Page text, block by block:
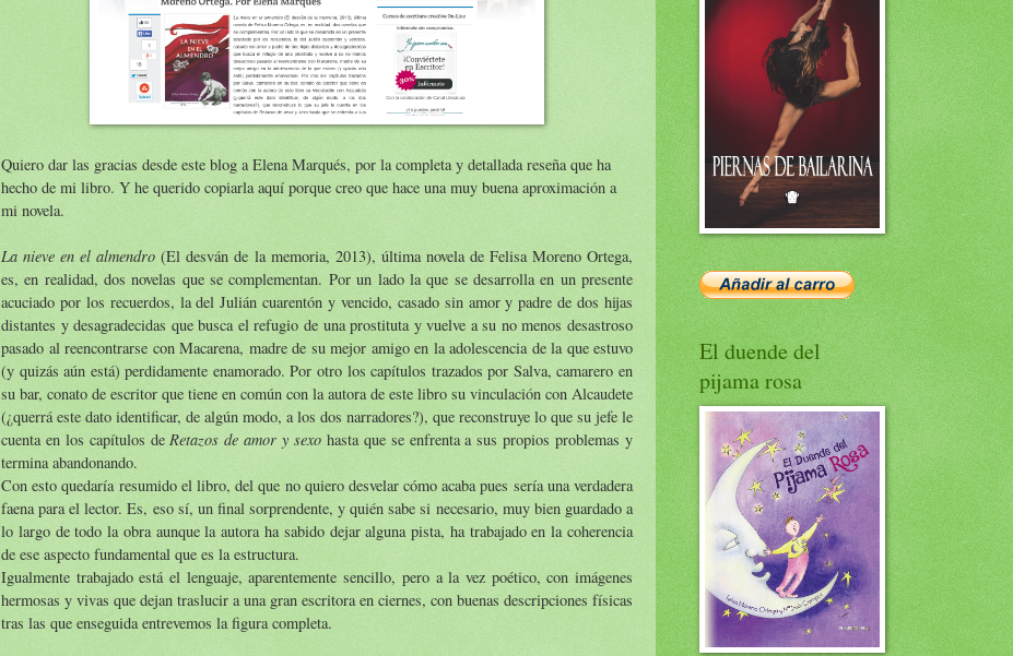
Quiero dar las gracias desde este blog a Elena Marqués, por la completa y detallada reseña que ha
hecho de mi libro. Y he querido copiarla aquí porque creo que hace una muy buena aproximación a
mi novela.
La nieve en el almendro(El desván de la memoria, 2013), última novela de Felisa Moreno Ortega,
es, en realidad, dos novelas que se complementan. Por un lado la que se desarrolla en un presente
acuciado por los recuerdos, la del Julián cuarentón y vencido, casado sin amor y padre de dos hijas
distantes y desagradecidas que busca el refugio de una prostituta y vuelve a su no menos desastroso
pasado al reencontrarse con Macarena, madre de su mejor amigo en la adolescencia de la que estuvo
(y quizás aún está) perdidamente enamorado. Por otro los capítulos trazados por Salva, camarero en
su bar, conato de escritor que tiene en común con la autora de este libro su vinculación con Alcaudete
(¿querrá este dato identificar, de algún modo, a los dos narradores?), que reconstruye lo que su jefe le
cuenta en los capítulos de Retazos de amor y sexo hasta que se enfrenta a sus propios problemas y
termina abandonando.
Con esto quedaría resumido el libro, del que no quiero desvelar cómo acaba pues sería una verdadera
faena para el lector. Es, eso sí, un final sorprendente, y quién sabe si necesario, muy bien guardado a
lo largo de todo la obra aunque la autora ha sabido dejar alguna pista, ha trabajado en la coherencia
de ese aspecto fundamental que es la estructura.
Igualmente trabajado está el lenguaje, aparentemente sencillo, pero a la vez poético, con imágenes
hermosas y vivas que dejan traslucir a una gran escritora en ciernes, con buenas descripciones físicas
tras las que enseguida entrevemos la figura completa.
El duende del
pijama rosa